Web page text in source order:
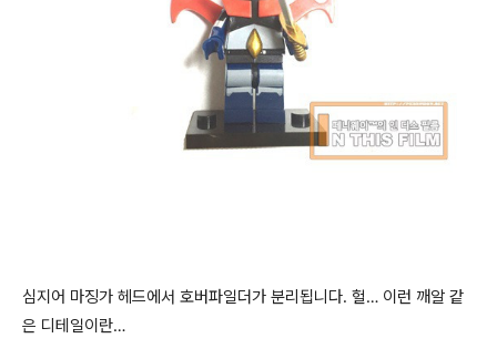
심지어 마징가 헤드에서 호버파일더가 분리됩니다. 헐… 이런 깨알 같
은 디테일이란…